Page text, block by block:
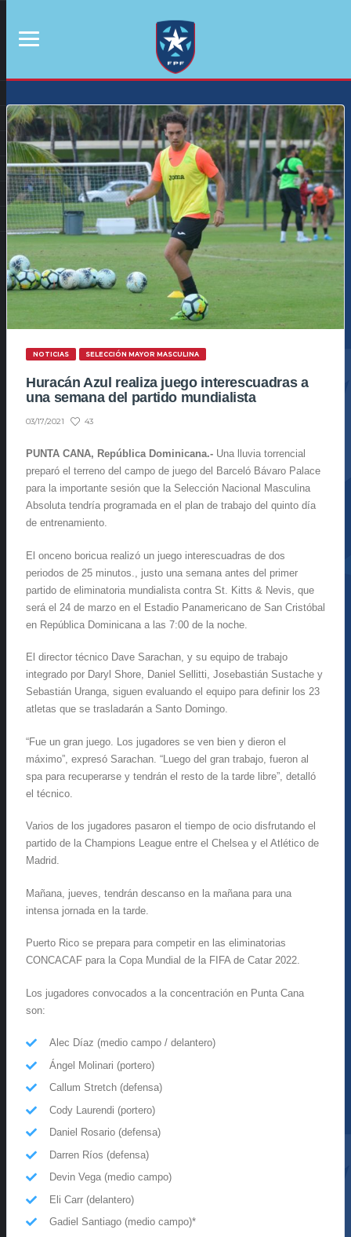
NOTICIAS SELECCIÓN MAYOR MASCULINA
Huracán Azul realiza juego interescuadras a
una semana del partido mundialista
03/17/2021 43
PUNTA CANA, República Dominicana.- Una lluvia torrencial
preparó el terreno del campo de juego del Barceló Bávaro Palace
para la importante sesión que la Selección Nacional Masculina
Absoluta tendría programada en el plan de trabajo del quinto día
de entrenamiento.
El onceno boricua realizó un juego interescuadras de dos
periodos de 25 minutos., justo una semana antes del primer
partido de eliminatoria mundialista contra St. Kitts & Nevis, que
será el 24 de marzo en el Estadio Panamericano de San Cristóbal
en República Dominicana a las 7:00 de la noche.
El director técnico Dave Sarachan, y su equipo de trabajo
integrado por Daryl Shore, Daniel Sellitti, Josebastián Sustache y
Sebastián Uranga, siguen evaluando el equipo para definir los 23
atletas que se trasladarán a Santo Domingo.
“Fue un gran juego. Los jugadores se ven bien y dieron el
máximo”, expresó Sarachan. “Luego del gran trabajo, fueron al
spa para recuperarse y tendrán el resto de la tarde libre”, detalló
el técnico.
Varios de los jugadores pasaron el tiempo de ocio disfrutando el
partido de la Champions League entre el Chelsea y el Atlético de
Madrid.
Mañana, jueves, tendrán descanso en la mañana para una
intensa jornada en la tarde.
Puerto Rico se prepara para competir en las eliminatorias
CONCACAF para la Copa Mundial de la FIFA de Catar 2022.
Los jugadores convocados a la concentración en Punta Cana
son:
Alec Díaz (medio campo / delantero)
Ángel Molinari (portero)
Callum Stretch (defensa)
Cody Laurendi (portero)
Daniel Rosario (defensa)
Darren Ríos (defensa)
Devin Vega (medio campo)
Eli Carr (delantero)
Gadiel Santiago (medio campo)*